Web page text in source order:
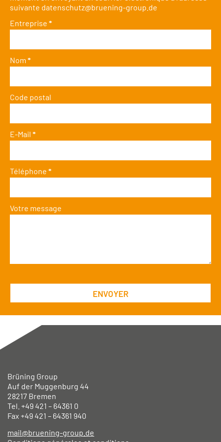
suivante datenschutz@bruening-group.de
Entreprise *
Nom *
Code postal
E-Mail *
Téléphone *
Votre message
Brüning Group
Auf der Muggenburg 44
28217 Bremen
Tel. +49421 – 64361 0
Fax +49421 – 64361 940
mail@bruening-group.de